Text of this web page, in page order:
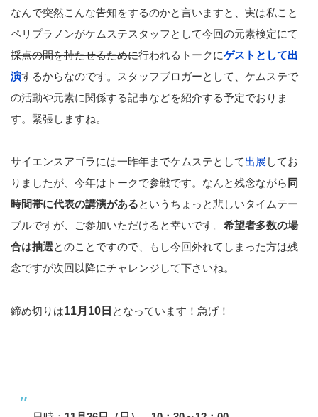
なんで突然こんな告知をするのかと言いますと、実は私こと
ペリプラノンがケムステスタッフとして今回の元素検定にて
採点の間を持たせるために行われるトークにゲストとして出
演するからなのです。スタッフブロガーとして、ケムステで
の活動や元素に関係する記事などを紹介する予定でおりま
す。緊張しますね。
サイエンスアゴラには一昨年までケムステとして出展 してお
りましたが、今年はトークで参戦です。なんと残念ながら 同
時間帯に代表の講演があるというちょっと悲しいタイムテー
ブルですが、ご参加いただけると幸いです。 希望者多数の場
合は抽選とのことですので、もし今回外れてしまった方は残
念ですが次回以降にチャレンジして下さいね。
締め切りは11月10日 となっています！急げ！